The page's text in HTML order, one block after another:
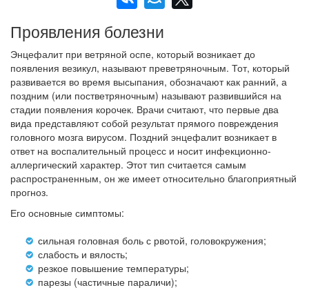
Проявления болезни
Энцефалит при ветряной оспе, который возникает до
появления везикул, называют преветряночным. Тот, который
развивается во время высыпания, обозначают как ранний, а
поздним (или постветряночным) называют развившийся на
стадии появления корочек. Врачи считают, что первые два
вида представляют собой результат прямого повреждения
головного мозга вирусом. Поздний энцефалит возникает в
ответ на воспалительный процесс и носит инфекционно-
аллергический характер. Этот тип считается самым
распространенным, он же имеет относительно благоприятный
прогноз.
Его основные симптомы:
сильная головная боль с рвотой, головокружения;
слабость и вялость;
резкое повышение температуры;
парезы (частичные параличи);